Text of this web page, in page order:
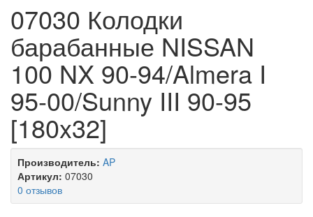
07030 Колодки
барабанные NISSAN
100 NX 90-94/Almera I
95-00/Sunny III 90-95
[180x32]
Производитель: AP
Артикул: 07030
0 отзывов